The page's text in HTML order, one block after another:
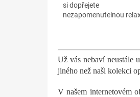
si dopřejete
nezapomenutelnou
Už vás nebaví neustále
jiného než naši kolekci
V našem internetovém